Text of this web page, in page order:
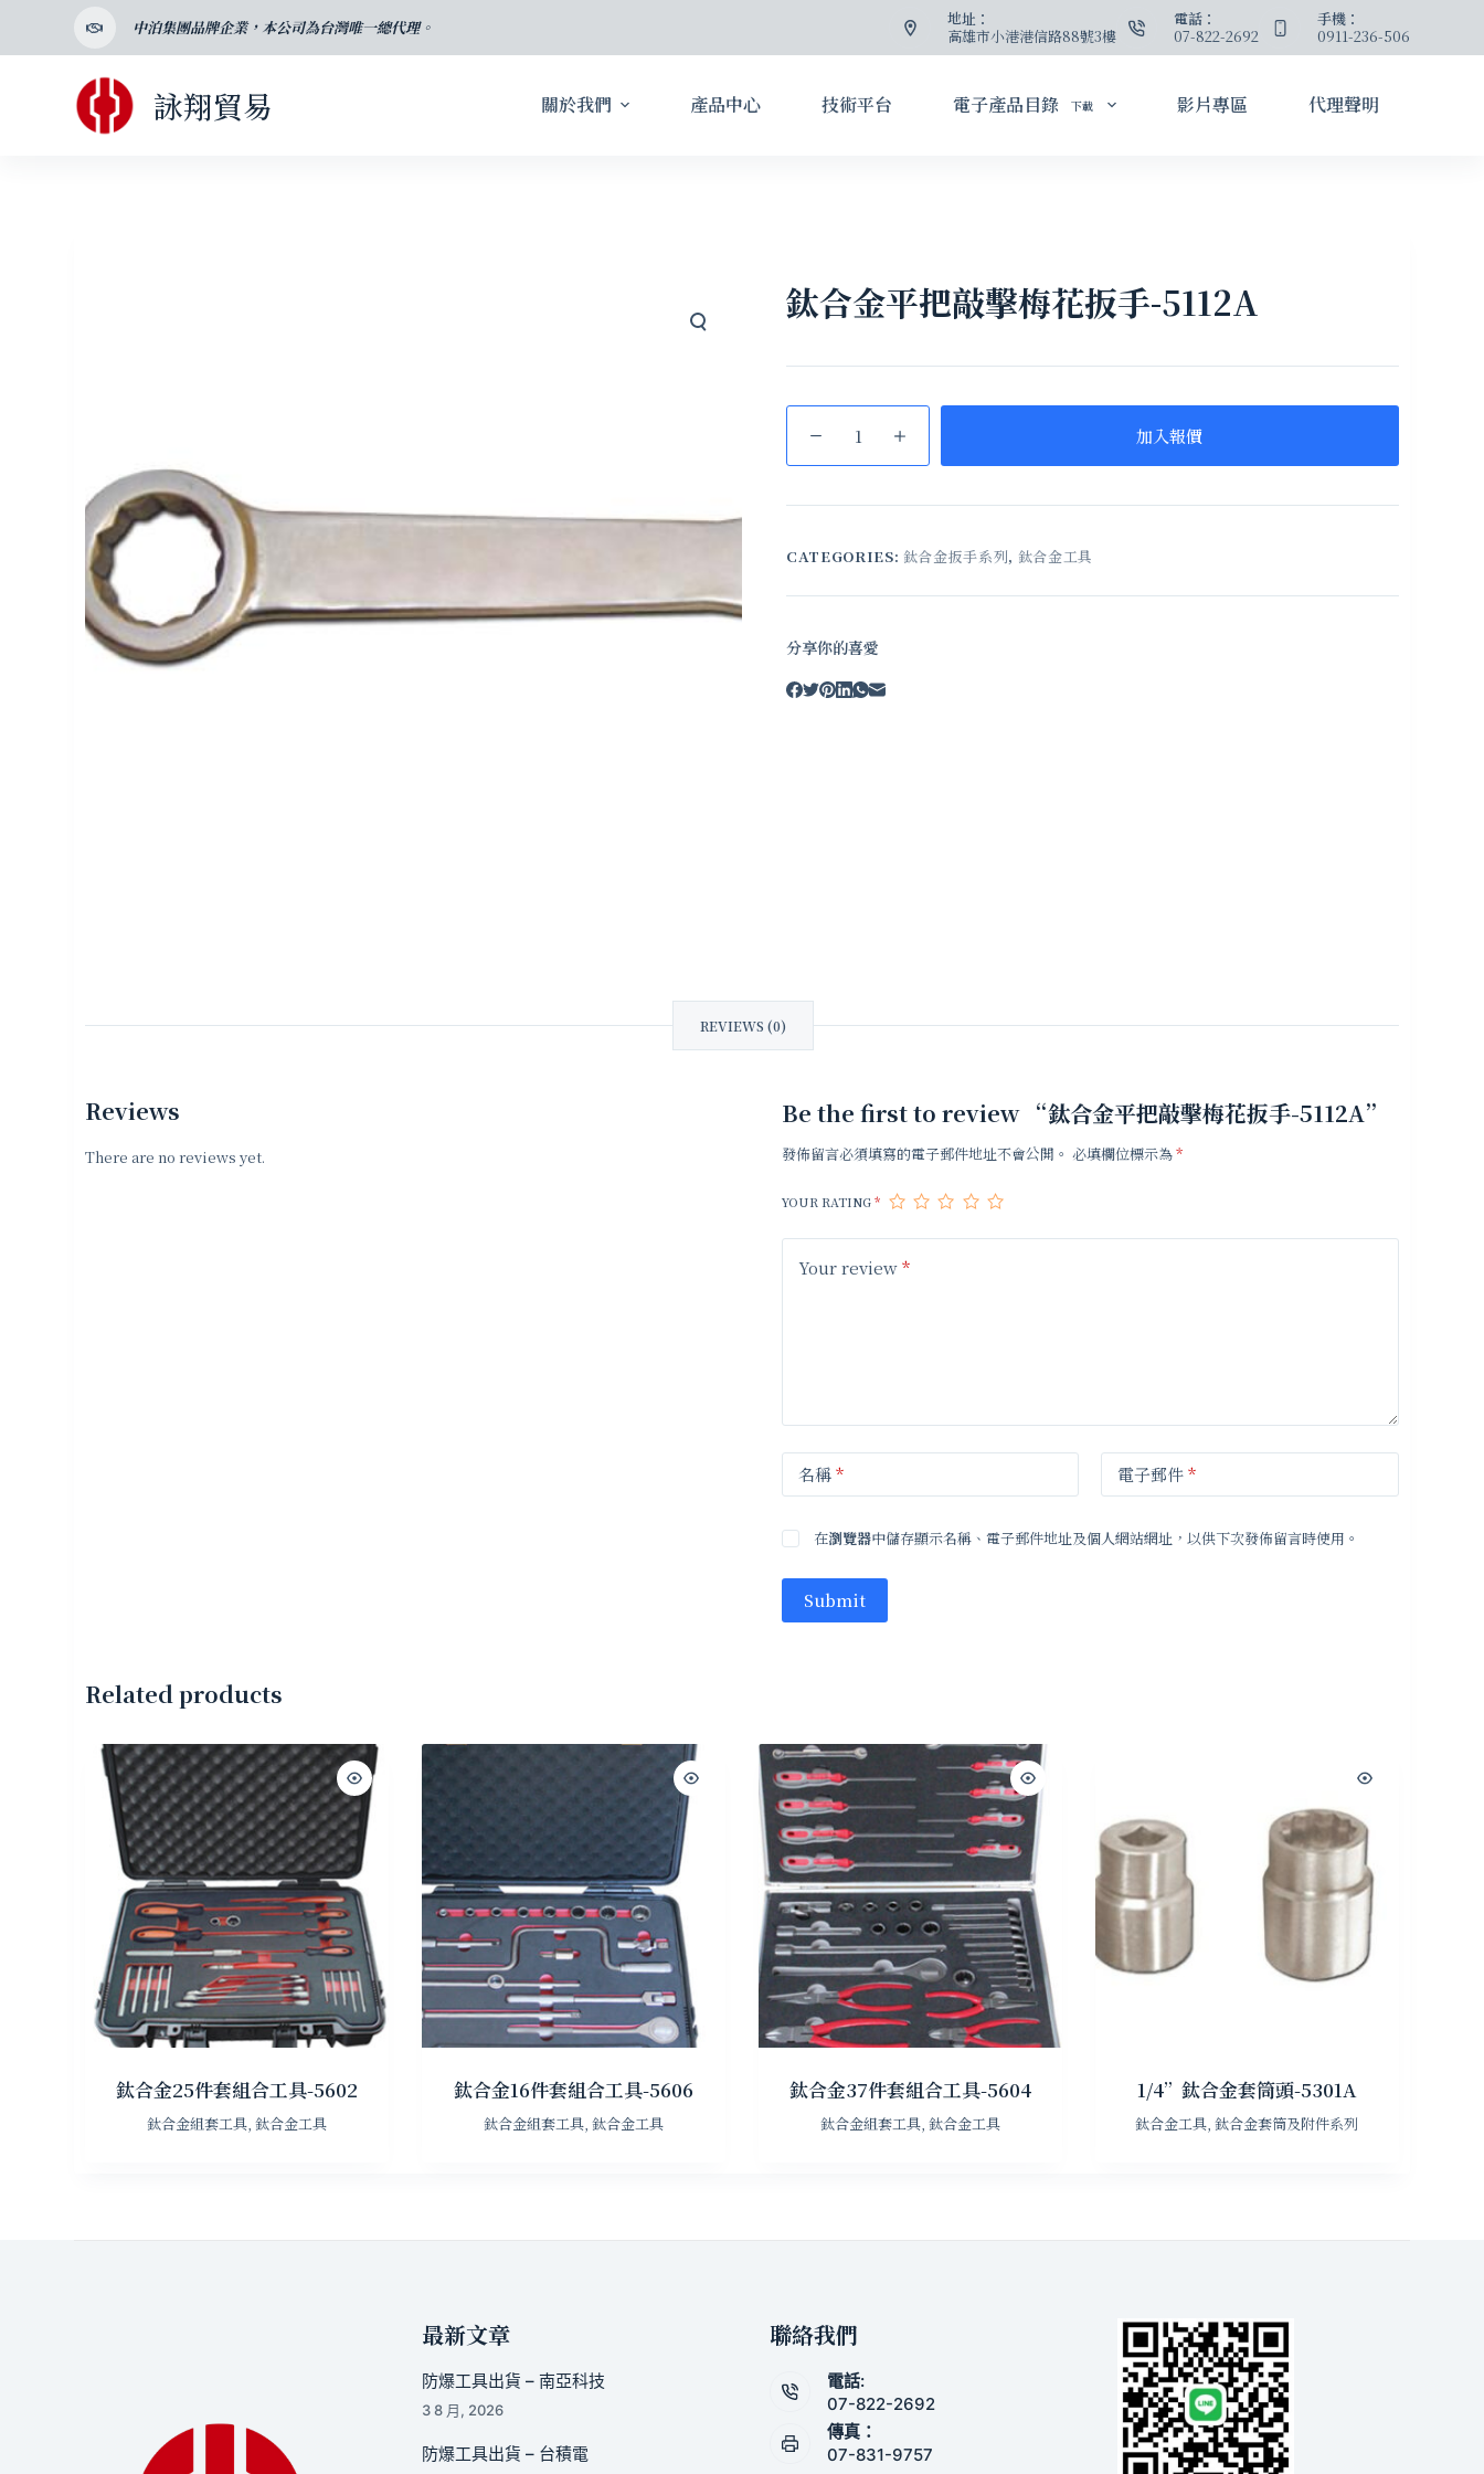
至
中泊集團品牌企業，本公司為台灣唯一總代理。
地址：
高雄市小港港信路88號3樓
電話：
07-822-2692
手機：
0911-236-506
詠翔貿易 關於我們 產品中心 技術平台 電子產品目錄 下載 影片專區 代理聲明
鈦合金平把敲擊梅花扳手-5112A
加入報價
CATEGORIES: 鈦合金扳手系列, 鈦合金工具
分享你的喜愛
REVIEWS (0)
Reviews
There are no reviews yet.
Be the first to review “鈦合金平把敲擊梅花扳手-5112A”
發佈留言必須填寫的電子郵件地址不會公開。 必填欄位標示為*
YOUR RATING*
Your review*
名稱* 電子郵件*
在瀏覽器中儲存顯示名稱、電子郵件地址及個人網站網址，以供下次發佈留言時使用。
Submit
Related products
鈦合金25件套組合工具-5602
鈦合金組套工具 ,鈦合金工具
鈦合金16件套組合工具-5606
鈦合金組套工具 ,鈦合金工具
鈦合金37件套組合工具-5604
鈦合金組套工具, 鈦合金工具
1/4”鈦合金套筒頭-5301A
鈦合金工具 ,鈦合金套筒及附件系列
最新文章
防爆工具出貨 – 南亞科技
3 8 月, 2026
防爆工具出貨 – 台積電
聯絡我們
電話:
07-822-2692
傳真：
07-831-9757